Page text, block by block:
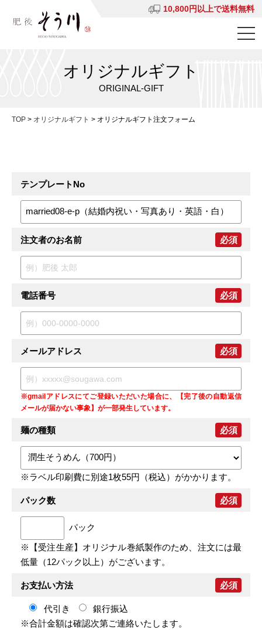
10,800円以上で送料無料
オリジナルギフト
ORIGINAL-GIFT
TOP > オリジナルギフト > オリジナルギフト注文フォーム
テンプレートNo
注文者のお名前 必須
電話番号 必須
メールアドレス 必須
※gmailアドレスにてご登録いただいた場合に、【完了後の自動返信
メールが届かない事象】が一部発生しています。
麺の種類 必須
※ラベル印刷費に別途1枚55円（税込）がかかります。
パック数 必須
パック
※【受注生産】オリジナル巻紙製作のため、注文には最
低量（12パック以上）がございます。
お支払い方法 必須
代引き
銀行振込
※合計金額は確認次第ご連絡いたします。